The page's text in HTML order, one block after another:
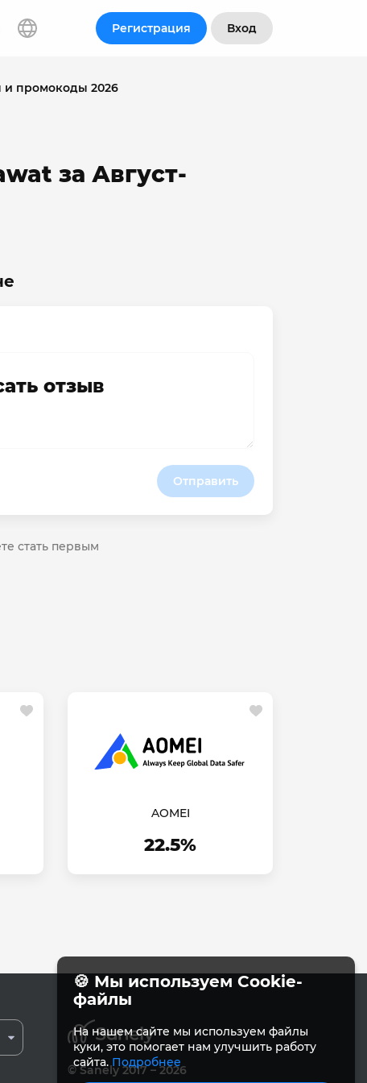
Регистрация Вход
и промокоды 2026
за Август-
Отправить
отзыв
стать первым
AOMEI
22.5%
© Sanely 2017 – 2026
🍪 Мы используем Cookie-
файлы
На нашем сайте мы используем файлы
куки, это помогает нам улучшить работу
сайта.Подробнее